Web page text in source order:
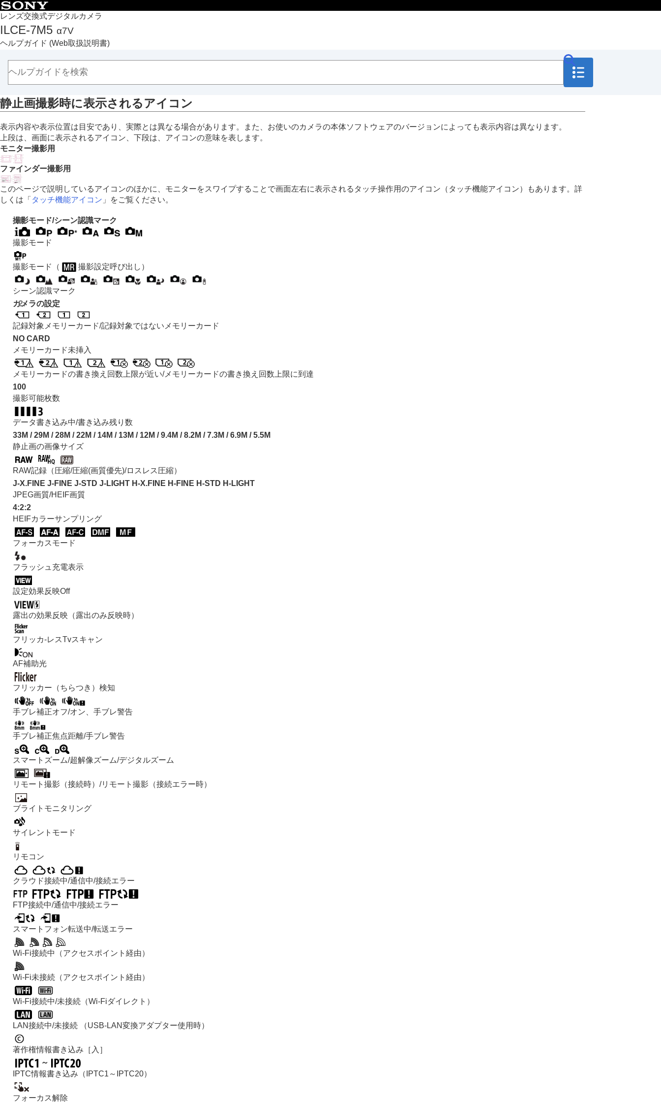
レンズ交換式デジタルカメラ
ILCE-7M5 α7V
ヘルプガイド (Web取扱説明書)
トップページ
ヘルプガイドの使いかた
必ずお読みください
本体と付属品を確認する
本機の基本操作
MENU一覧から機能を探す
撮影機能を活用する
カメラをカスタマイズする
再生する
カメラの設定を変更する
スマートフォンでできること
クラウドサービスを利用する
資料
縦位置グリップについて
マウントアダプターについて
マルチバッテリーアダプターキットについて
バッテリーの使用時間と撮影可能枚数
静止画の記録可能枚数
動画の記録可能時間
静止画撮影時に表示されるアイコン
動画撮影時に表示されるアイコン
初期値一覧
商標について
ライセンスについて
故障かな？と思ったら
静止画撮影時に表示されるアイコン
表示内容や表示位置は目安であり、実際とは異なる場合があります。また、お使いのカメラの本体ソフトウェアのバージョンによっても表示内容は異なります。
上段は、画面に表示されるアイコン、下段は、アイコンの意味を表します。
モニター撮影用
ファインダー撮影用
このページで説明しているアイコンのほかに、モニターをスワイプすることで画面左右に表示されるタッチ操作用のアイコン（タッチ機能アイコン）もあります。詳
しくは「 タッチ機能アイコン 」をご覧ください。
撮影モード/シーン認識マーク
撮影モード
撮影モード（ 撮影設定呼び出し）
シーン認識マーク
カメラの設定
記録対象メモリーカード/記録対象ではないメモリーカード
NO CARD
メモリーカード未挿入
メモリーカードの書き換え回数上限が近い/メモリーカードの書き換え回数上限に到達
100
撮影可能枚数
データ書き込み中/書き込み残り数
33M / 29M / 28M / 22M / 14M / 13M / 12M / 9.4M / 8.2M / 7.3M / 6.9M / 5.5M
静止画の画像サイズ
RAW記録（圧縮/圧縮(画質優先)/ロスレス圧縮）
J-X.FINE J-FINE J-STD J-LIGHT H-X.FINE H-FINE H-STD H-LIGHT
JPEG画質/HEIF画質
4:2:2
HEIFカラーサンプリング
フォーカスモード
フラッシュ充電表示
設定効果反映Off
露出の効果反映（露出のみ反映時）
フリッカ-レスTvスキャン
AF補助光
フリッカー（ちらつき）検知
手ブレ補正オフ/オン、手ブレ警告
手ブレ補正焦点距離/手ブレ警告
スマートズーム/超解像ズーム/デジタルズーム
リモート撮影（接続時）/リモート撮影（接続エラー時）
ブライトモニタリング
サイレントモード
リモコン
クラウド接続中/通信中/接続エラー
FTP接続中/通信中/接続エラー
スマートフォン転送中/転送エラー
Wi-Fi接続中（アクセスポイント経由）
Wi-Fi未接続（アクセスポイント経由）
Wi-Fi接続中/未接続（Wi-Fiダイレクト）
LAN接続中/未接続 （USB-LAN変換アダプター使用時）
著作権情報書き込み ［入］
～
IPTC情報書き込み（IPTC1～IPTC20）
フォーカス解除